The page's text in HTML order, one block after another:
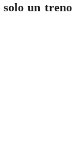
solo un treno